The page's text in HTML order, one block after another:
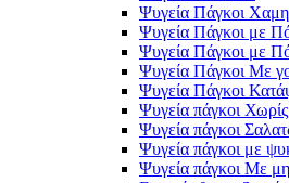
Ψυγεία Πάγκοι
Ψυγεία Πάγκοι με
Ψυγεία Πάγκοι με
Ψυγεία Πάγκοι Με
Ψυγεία Πάγκοι
Ψυγεία πάγκοι
Ψυγεία πάγκοι
Ψυγεία πάγκοι με
Ψυγεία πάγκοι Με